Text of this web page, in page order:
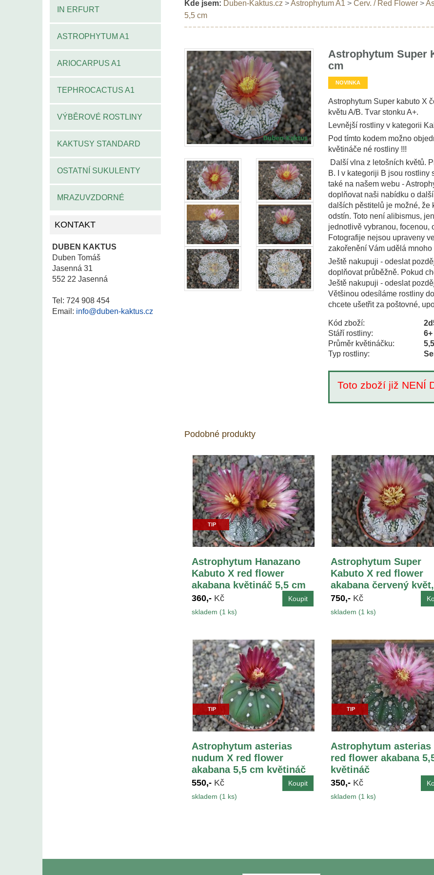
IN ERFURT
ASTROPHYTUM A1
ARIOCARPUS A1
TEPHROCACTUS A1
VÝBĚROVÉ ROSTLINY
KAKTUSY STANDARD
OSTATNÍ SUKULENTY
MRAZUVZDORNÉ
KONTAKT
DUBEN KAKTUS
Duben Tomáš
Jasenná 31
552 22 Jasenná
Tel: 724 908 454
Email: info@duben-kaktus.cz
Kde jsem: Duben-Kaktus.cz >Astrophytum A1 > Červ. / Red Flower>
5,5 cm
Astrophytum Super
cm
NOVINKA
Astrophytum Super kabuto X
květu A/B. Tvar stonku A+.
Levnější rostliny v kategorii
Pod tímto kodem možno
květináče né rostliny !!!
Další vlna z letošních květů.
B. I v kategoriji B jsou rostliny
také na našem webu -
doplňovat naši nabídku o
dalších pěstitelů je možné, že
odstín. Toto není alibismus,
jednotlivě vybranou, focenou,
Fotografije nejsou upraveny
zakořenění Vám udělá
Ještě nakupuji - odeslat
doplňovat průběžně. Pokud
Ještě nakupuji - odeslat
Většinou odesíláme rostliny
chcete ušetřit za poštovné,
Kód zboží:
Stáří rostliny:
6+
Průměr květináčku:
5,5
Typ rostliny:
Toto zboží již NENÍ
Podobné produkty
TIP
Astrophytum Hanazano
Kabuto X red flower
akabana květináč 5,5 cm
360,- Kč
skladem (1 ks)
Astrophytum Super
Kabuto X red flower
akabana červený květ,
květináč 5,5 cm
750,- Kč
skladem (1 ks)
TIP
Astrophytum asterias
nudum X red flower
akabana 5,5 cm květináč
550,- Kč
skladem (1 ks)
TIP
Astrophytum asterias
red flower akabana
květináč
350,- Kč
skladem (1 ks)